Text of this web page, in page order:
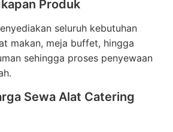
Produk
seluruh kebutuhan
makan, meja buffet, hingga
sehingga proses penyewaan
Sewa Alat Catering